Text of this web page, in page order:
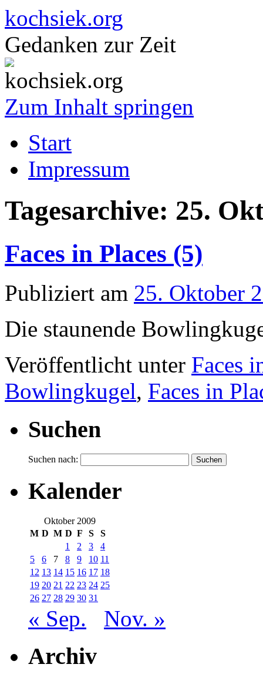
kochsiek.org
Gedanken zur Zeit
Zum Inhalt springen
Start
Impressum
Tagesarchive: 25.
Faces in Places (5)
Publiziert am 25. Oktober
Die staunende
Veröffentlicht unter Faces
Bowlingkugel, Faces in
Suchen
Suchen nach:
Kalender
Oktober 2009
M D M D F S
S
1
2 3
4
5
6 7 8 9 10 11
12 13 14 15 16 17 18
19 20 21 22 23 24 25
26 27 28 29 30 31
« Sep. Nov. »
Archiv